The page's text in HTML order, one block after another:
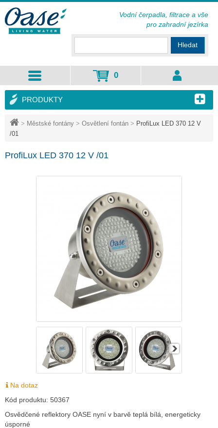
> Městské fontány > Osvětlení fontán > ProfiLux LED 370 12 V
/01
ProfiLux LED 370 12 V /01
Na dotaz
Kód produktu: 50367
Osvědčené reflektory OASE nyní v barvě teplá bílá, energeticky
úsporné
PRODUKTY
Hledat
0
Vodní čerpadla, filtrace a vše
pro zahradní jezírka